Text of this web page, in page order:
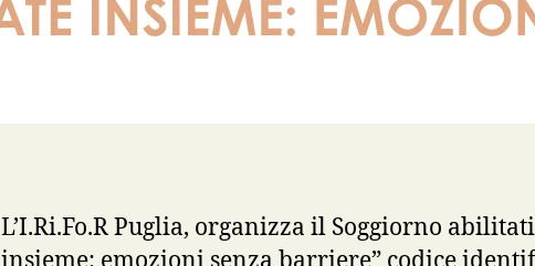
L’I.Ri.Fo.R Puglia, organizza il Soggiorno